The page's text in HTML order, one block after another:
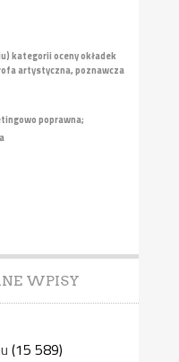
kategorii oceny okładek
artystyczna, poznawcza
poprawna;
WPISY
(15 589)